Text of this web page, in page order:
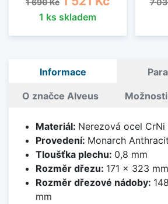
1 690 Kč
1 ks skladem
7
Informace
O značce Alveus
Materiál: Nerezová ocel CrNi
Provedení: Monarch
Tloušťka plechu: 0,8 mm
Rozměr dřezu: 171 x 323 mm
Rozměr dřezové nádoby:
mm